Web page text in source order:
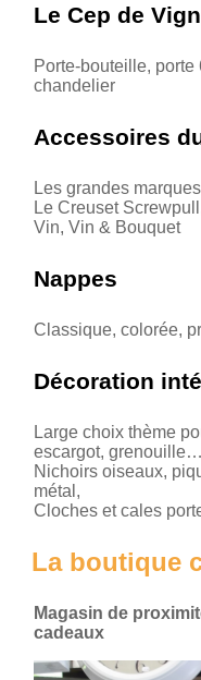
Le Cep de
Porte-bouteille,
chandelier
Accessoires
Les grandes
Le Creuset
Vin, Vin & Bouquet
Nappes
Classique, colorée,
Décoration
Large choix thème
escargot, grenouille…
Nichoirs oiseaux,
métal,
Cloches et cales
La boutique
Magasin de
cadeaux